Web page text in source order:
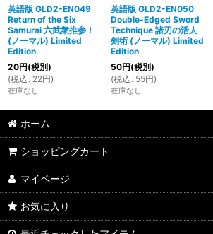
英語版 GLD2-EN049
Return of the Six
Samurai 六武衆推参！
(ノーマル) Limited
Edition
20円(税別)
(税込 : 22円)
在庫なし
英語版 GLD2-EN050
Double-Edged Sword
Technique 諸刃の活人
剣術 (ノーマル) Limited
Edition
50円(税別)
(税込 : 55円)
在庫なし
ホーム
ショッピングカート
マイページ
お気に入り